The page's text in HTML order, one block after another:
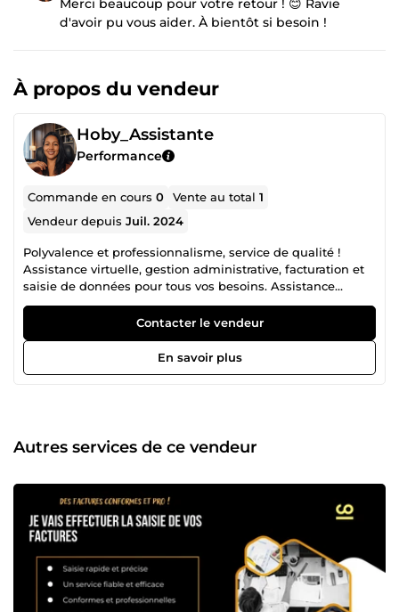
Merci beaucoup pour votre retour ! 😊 Ravie
d'avoir pu vous aider. À bientôt si besoin !
À propos du vendeur
Hoby_Assistante
Performance
Commande en cours0 Vente au total1
Vendeur depuisJuil. 2024
Polyvalence et professionnalisme, service de qualité !
Assistance virtuelle, gestion administrative, facturation et
saisie de données pour tous vos besoins. Assistance
Virtuelle Administrative et Personnelle Je suis Hoby,
spécialisée en assistance virtuelle pour vous aider à gérer
efficacement vos tâches administratives et personnelles.
Mon objectif est de vous libérer du temps pour vous
concentrer sur vos priorités. - Gestion des Emails : Tri,
une organisation sans faille. - Traitement de Documents :
Saisie, formatage et gestion de documents administratifs,
gestion des commandes en ligne pour répondre à vos
besoins personnels et professionnels. Facturation Je
propose des services de facturation précis et efficaces pour
assurer une gestion financière sans faille. - Création et
Envoi de Factures : Élaboration de factures détaillées et
envoi aux clients dans les délais. - Suivi des Paiements :
Gestion des paiements reçus et relance des factures
Contacter le vendeur
En savoir plus
Autres services de ce vendeur